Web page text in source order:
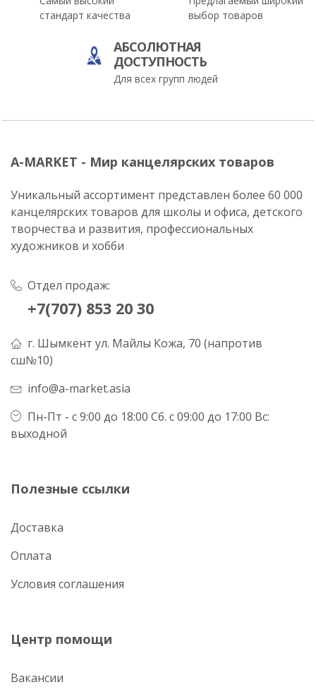
стандарт качества
выбор товаров
АБСОЛЮТНАЯ
ДОСТУПНОСТЬ
Для всех групп людей
A-MARKET - Мир канцелярских товаров
Уникальный ассортимент представлен более 60 000
канцелярских товаров для школы и офиса, детского
творчества и развития, профессиональных
художников и хобби
Отдел продаж:
+7(707) 853 20 30
г. Шымкент ул. Майлы Кожа, 70 (напротив
сш№10)
info@a-market.asia
Пн-Пт - с 9:00 до 18:00 Сб. с 09:00 до 17:00 Вс:
выходной
Полезные ссылки
Доставка
Оплата
Условия соглашения
Центр помощи
Вакансии